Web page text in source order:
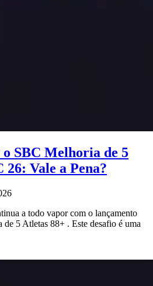
SBC Melhoria de 5
26: Vale a Pena?
a todo vapor com o lançamento
5 Atletas 88+ . Este desafio é uma